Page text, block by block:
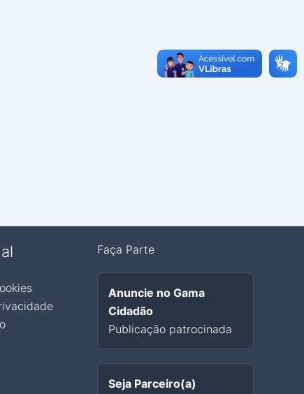
Faça Parte
Anuncie no Gama
Cidadão
Publicação patrocinada
Seja Parceiro(a)